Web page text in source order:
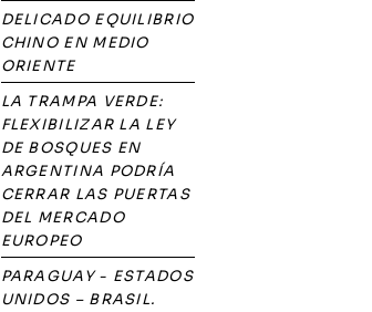
DELICADO EQUILIBRIO
CHINO EN MEDIO
ORIENTE
LA TRAMPA VERDE:
FLEXIBILIZAR LA LEY
DE BOSQUES EN
ARGENTINA PODRÍA
CERRAR LAS PUERTAS
DEL MERCADO
EUROPEO
PARAGUAY - ESTADOS
UNIDOS – BRASIL.